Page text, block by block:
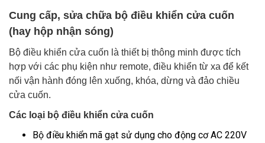
Cung cấp, sửa chữa bộ điều khiển cửa cuốn
(hay hộp nhận sóng)
Bộ điều khiển cửa cuốn là thiết bị thông minh được tích
hợp với các phụ kiện như remote, điều khiển từ xa để kết
nối vận hành đóng lên xuống, khóa, dừng và đảo chiều
cửa cuốn.
Các loại bộ điều khiển cửa cuốn
Bộ điều khiển mã gạt sử dụng cho động cơ AC 220V